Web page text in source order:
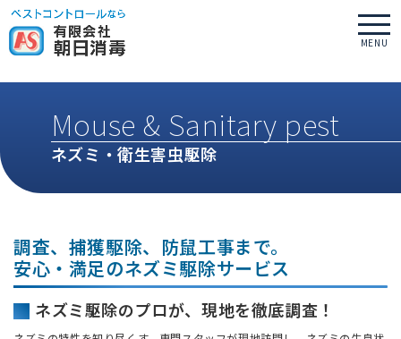
Mouse & Sanitary pest
ネズミ・衛生害虫駆除
調査、捕獲駆除、防鼠工事まで。
安心・満足のネズミ駆除サービス
ネズミ駆除のプロが、現地を徹底調査！
メニ
ュー
MENU